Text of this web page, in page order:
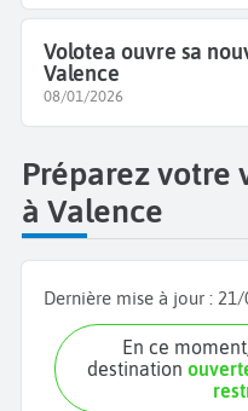
Volotea ouvre sa
Valence
08/01/2026
Préparez votre
à Valence
Dernière mise à jour : 21/
En ce moment, Valence est une
destination